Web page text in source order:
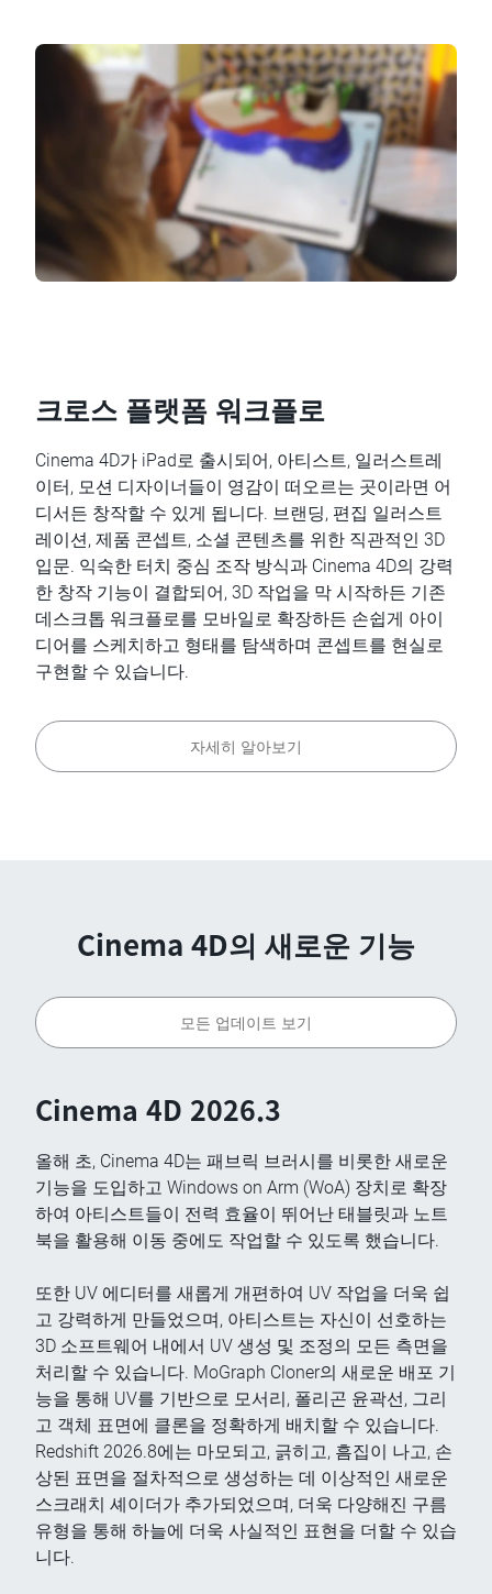
크로스 플랫폼 워크플로
Cinema 4D가 iPad로 출시되어, 아티스트, 일러스트레
이터, 모션 디자이너들이 영감이 떠오르는 곳이라면 어
디서든 창작할 수 있게 됩니다. 브랜딩, 편집 일러스트
레이션, 제품 콘셉트, 소셜 콘텐츠를 위한 직관적인 3D
입문. 익숙한 터치 중심 조작 방식과 Cinema 4D의 강력
한 창작 기능이 결합되어, 3D 작업을 막 시작하든 기존
데스크톱 워크플로를 모바일로 확장하든 손쉽게 아이
디어를 스케치하고 형태를 탐색하며 콘셉트를 현실로
구현할 수 있습니다.
자세히 알아보기
Cinema 4D의 새로운 기능
모든 업데이트 보기
Cinema 4D 2026.3
올해 초, Cinema 4D는 패브릭 브러시를 비롯한 새로운
기능을 도입하고 Windows on Arm (WoA) 장치로 확장
하여 아티스트들이 전력 효율이 뛰어난 태블릿과 노트
북을 활용해 이동 중에도 작업할 수 있도록 했습니다.
또한 UV 에디터를 새롭게 개편하여 UV 작업을 더욱 쉽
고 강력하게 만들었으며, 아티스트는 자신이 선호하는
3D 소프트웨어 내에서 UV 생성 및 조정의 모든 측면을
처리할 수 있습니다. MoGraph Cloner의 새로운 배포 기
능을 통해 UV를 기반으로 모서리, 폴리곤 윤곽선, 그리
고 객체 표면에 클론을 정확하게 배치할 수 있습니다.
Redshift 2026.8에는 마모되고, 긁히고, 흠집이 나고, 손
상된 표면을 절차적으로 생성하는 데 이상적인 새로운
스크래치 셰이더가 추가되었으며, 더욱 다양해진 구름
유형을 통해 하늘에 더욱 사실적인 표현을 더할 수 있습
니다.